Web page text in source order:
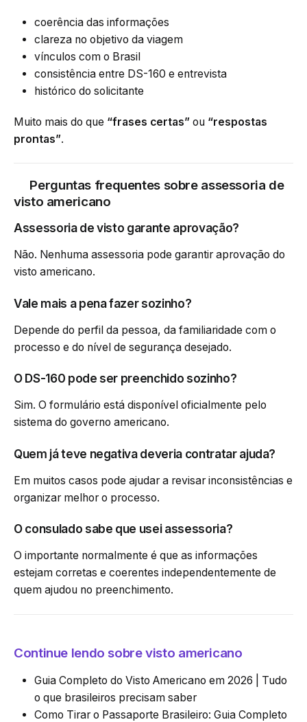
coerência das informações
clareza no objetivo da viagem
vínculos com o Brasil
consistência entre DS-160 e entrevista
histórico do solicitante
Muito mais do que “frases certas” ou “respostas
prontas”.
Perguntas frequentes sobre assessoria de
visto americano
Assessoria de visto garante aprovação?
Não. Nenhuma assessoria pode garantir aprovação do
visto americano.
Vale mais a pena fazer sozinho?
Depende do perfil da pessoa, da familiaridade com o
processo e do nível de segurança desejado.
O DS-160 pode ser preenchido sozinho?
Sim. O formulário está disponível oficialmente pelo
sistema do governo americano.
Quem já teve negativa deveria contratar ajuda?
Em muitos casos pode ajudar a revisar inconsistências e
organizar melhor o processo.
O consulado sabe que usei assessoria?
O importante normalmente é que as informações
estejam corretas e coerentes independentemente de
quem ajudou no preenchimento.
Continue lendo sobre visto americano
Guia Completo do Visto Americano em 2026 | Tudo
o que brasileiros precisam saber
Como Tirar o Passaporte Brasileiro: Guia Completo